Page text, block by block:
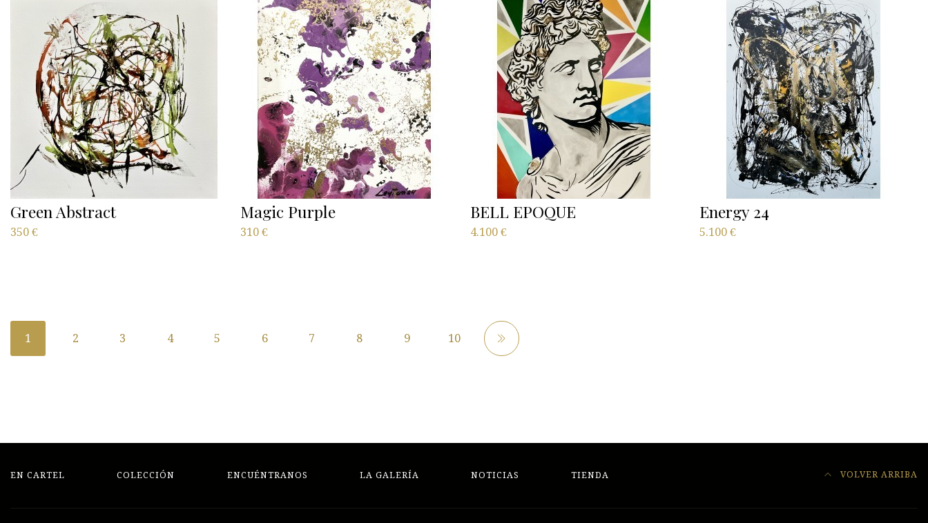
Green Abstract
350 €
Magic Purple
310 €
BELL EPOQUE
4.100 €
Energy 24
5.100€
1 2 3 4 5 6 7 8 9 10
EN CARTEL COLECCIÓN ENCUÉNTRANOS LA GALERÍA NOTICIAS TIENDA VOLVER ARRIBA